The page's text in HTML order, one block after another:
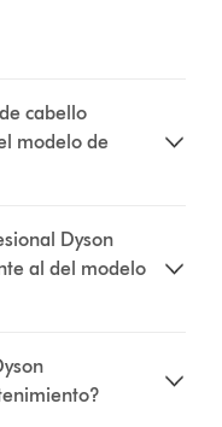
cabello
modelo de
Dyson
al del modelo